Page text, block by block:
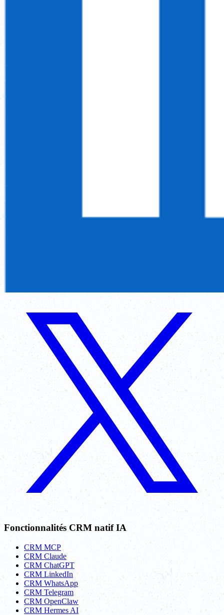
Fonctionnalités CRM natif IA
CRM MCP
CRM Claude
CRM ChatGPT
CRM LinkedIn
CRM WhatsApp
CRM Telegram
CRM OpenClaw
CRM Hermes AI